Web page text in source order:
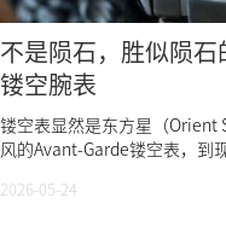
不是陨石，胜似陨
镂空腕表
镂空表显然是东方星（Orient
风的Avant-Garde镂空表，到
2026-05-24